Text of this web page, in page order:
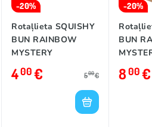
-20%
Rotaļlieta SQUISHY
BUN RAINBOW
MYSTERY
DUMPLING SMALL
400€ 500€
-20%
BUN
800€